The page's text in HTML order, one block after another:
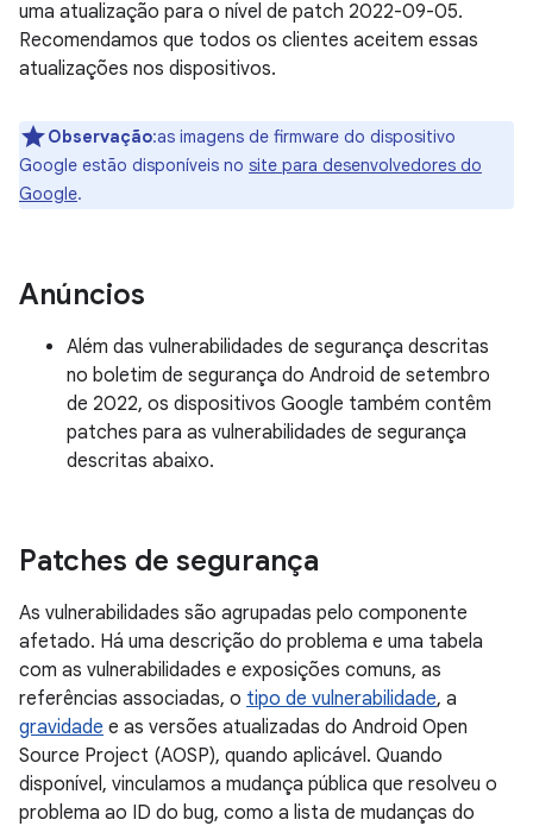
uma atualização para o nível de patch 2022-09-05.
Recomendamos que todos os clientes aceitem essas
atualizações nos dispositivos.
Observação:as imagens de firmware do dispositivo
Google estão disponíveis no site para desenvolvedores do
Google.
Anúncios
Além das vulnerabilidades de segurança descritas
no boletim de segurança do Android de setembro
de 2022, os dispositivos Google também contêm
patches para as vulnerabilidades de segurança
descritas abaixo.
Patches de segurança
As vulnerabilidades são agrupadas pelo componente
afetado. Há uma descrição do problema e uma tabela
com as vulnerabilidades e exposições comuns, as
referências associadas, o tipo de vulnerabilidade, a
gravidade e as versões atualizadas do Android Open
Source Project (AOSP), quando aplicável. Quando
disponível, vinculamos a mudança pública que resolveu o
problema ao ID do bug, como a lista de mudanças do